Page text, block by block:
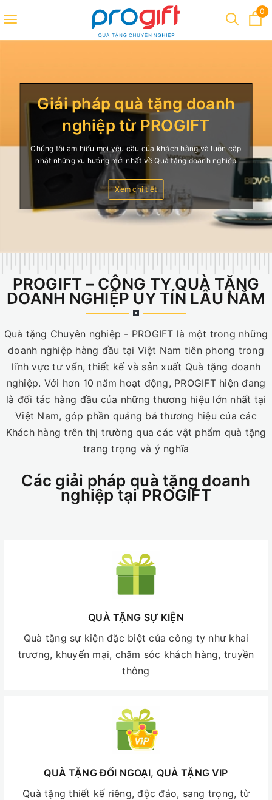
Toggle
0
Giải pháp quà tặng doanh
nghiệp từ PROGIFT
Chúng tôi am hiểu mọi yêu cầu của khách hàng và luôn cập
nhật những xu hướng mới nhất về Quà tặng doanh nghiệp
Xem chi tiết
PROGIFT – CÔNG TY QUÀ TẶNG
DOANH NGHIỆP UY TÍN LÂU NĂM
Quà tặng Chuyên nghiệp - PROGIFT là một trong những
doanh nghiệp hàng đầu tại Việt Nam tiên phong trong
lĩnh vực tư vấn, thiết kế và sản xuất Quà tặng doanh
nghiệp. Với hơn 10 năm hoạt động, PROGIFT hiện đang
là đối tác hàng đầu của những thương hiệu lớn nhất tại
Việt Nam, góp phần quảng bá thương hiệu của các
Khách hàng trên thị trường qua các vật phẩm quà tặng
trang trọng và ý nghĩa
Các giải pháp quà tặng doanh
nghiệp tại PROGIFT
QUÀ TẶNG SỰ KIỆN
Quà tặng sự kiện đặc biệt của công ty như khai
trương, khuyến mại, chăm sóc khách hàng, truyền
thông
QUÀ TẶNG ĐỐI NGOẠI, QUÀ TẶNG VIP
Quà tặng thiết kế riêng, độc đáo, sang trọng, từ